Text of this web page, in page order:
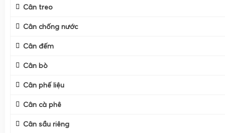
Cân treo
Cân chống nước
Cân đếm
Cân bò
Cân phế liệu
Cân cà phê
Cân sầu riêng